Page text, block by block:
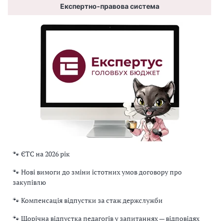
Експертно-правова система
🐾 ЄТС на 2026 рік
🐾 Нові вимоги до зміни істотних умов договору про
закупівлю
🐾 Компенсація відпустки за стаж держслужби
🐾 Щорічна відпустка педагогів у запитаннях — відповідях